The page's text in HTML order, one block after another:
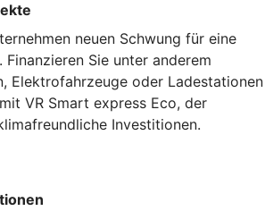
neuen Schwung für eine
Sie unter anderem
Elektrofahrzeuge oder Ladestationen
VR Smart express Eco, der
Investitionen.